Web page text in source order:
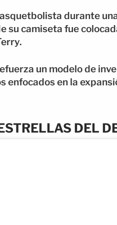
durante
su camiseta fue
un modelo de
enfocados en la
DEL